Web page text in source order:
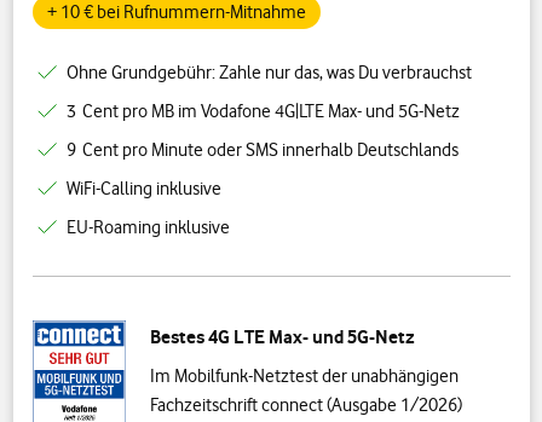
+ 10 € bei Rufnummern-Mitnahme
Ohne Grundgebühr: Zahle nur das, was Du verbrauchst
3 Cent pro MB im Vodafone 4G|LTE Max- und 5G-Netz
9 Cent pro Minute oder SMS innerhalb Deutschlands
WiFi-Calling inklusive
EU-Roaming inklusive
Bestes 4G LTE Max- und 5G-Netz
Im Mobilfunk-Netztest der unabhängigen
Fachzeitschrift connect (Ausgabe 1/2026)